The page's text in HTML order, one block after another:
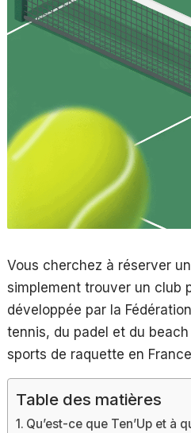
Vous cherchez à réserver
simplement trouver un club
développée par la
tennis, du padel et du
sports de raquette en
Table des matières
Qu’est-ce que Ten’Up et à